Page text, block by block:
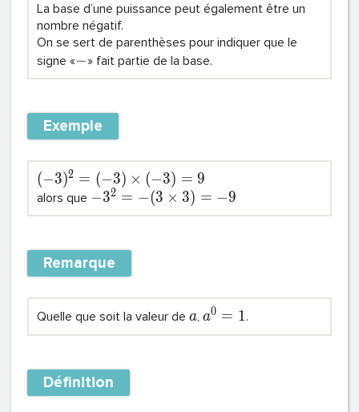
La base d’une puissance peut également être un
nombre négatif.
On se sert de parenthèses pour indiquer que le
signe «−» fait partie de la base.
Exemple
(−3)2 = (−3) × (−3) = 9
alors que −32 = −(3 × 3) = −9
Remarque
Quelle que soit la valeur de a, a0 = 1.
Définition